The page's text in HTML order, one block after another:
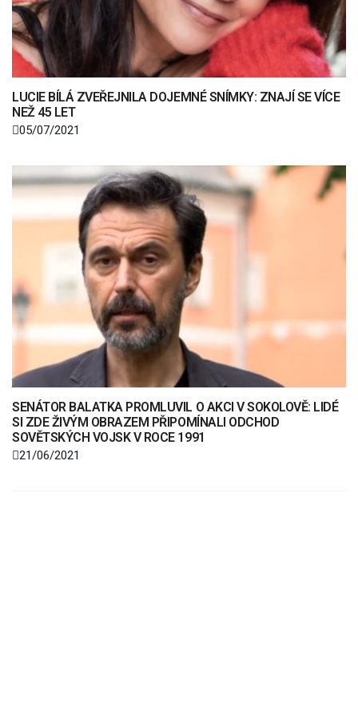
LUCIE BÍLÁ ZVEŘEJNILA DOJEMNÉ SNÍMKY: ZNAJÍ SE VÍCE
NEŽ 45 LET
05/07/2021
SENÁTOR BALATKA PROMLUVIL O AKCI V SOKOLOVĚ: LIDÉ
SI ZDE ŽIVÝM OBRAZEM PŘIPOMÍNALI ODCHOD
SOVĚTSKÝCH VOJSK V ROCE 1991
21/06/2021